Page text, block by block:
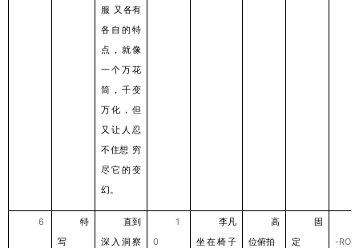
服 ⼜各有
各⾃的特
点，就像
⼀个万花
筒，千变
万化，但
⼜让⼈忍
不住想 穷
尽它的变
幻。
6
特
写
直到
深⼊洞察
1
0
李凡
坐在椅⼦
⾼
位俯拍
固
定
-